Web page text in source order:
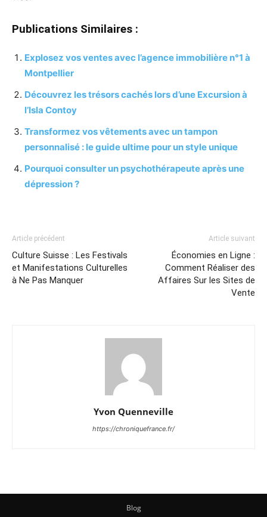
Publications Similaires :
Explosez vos ventes avec l’agence immobilière n°1 à
Montpellier
Découvrez les trésors cachés lors d’une Excursion à
l’Isla Contoy
Transformez vos vêtements avec un tampon
personnalisé : le guide ultime pour un style unique
Pourquoi consulter un psychothérapeute après une
dépression ?
Article précédent
Culture Suisse : Les Festivals
et Manifestations Culturelles
à Ne Pas Manquer
Article suivant
Économies en Ligne :
Comment Réaliser des
Affaires Sur les Sites de
Vente
Yvon Quenneville
https://chroniquefrance.fr/
Blog